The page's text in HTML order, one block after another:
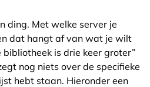
ding. Met welke server je
dat hangt af van wat je wilt
bibliotheek is drie keer groter”
nog niets over de specifieke
hebt staan. Hieronder een